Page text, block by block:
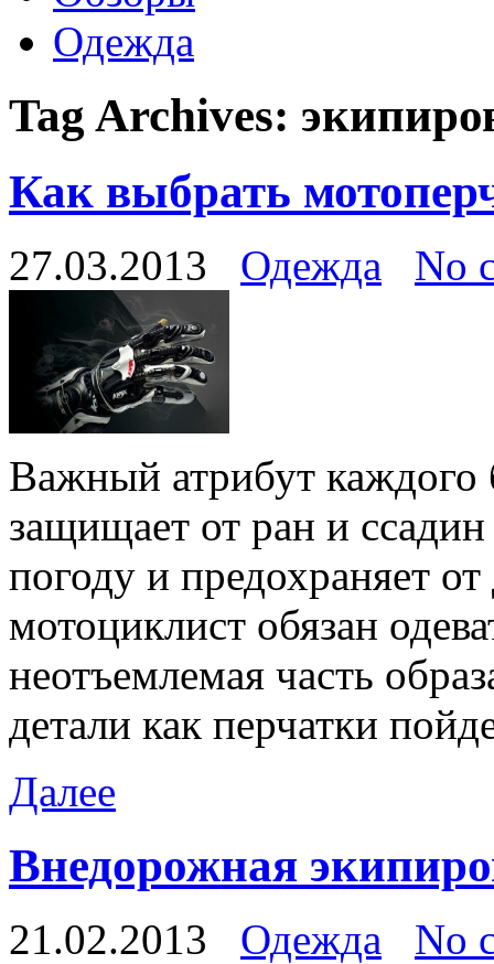
Одежда
Tag Archives:
Как выбрать
27.03.2013 Одежда No
Важный атрибут каждого
защищает от ран и
погоду и предохраняет
мотоциклист обязан
неотъемлемая часть
детали как перчатки
Далее
Внедорожная
21.02.2013 Одежда No